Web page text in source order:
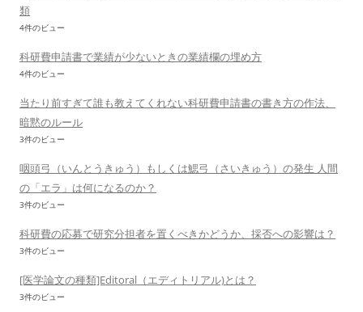
類
4件のビュー
科研費申請書で業績が少ないときの業績欄の埋め方
4件のビュー
当たり前すぎて誰も教えてくれない科研費申請書の書き方の作法、
暗黙のルール
3件のビュー
咽頭弓（いんとうきゅう）もしくは鰓弓（さいきゅう）の発生 人間
の「エラ」は何になるのか？
3件のビュー
科研費の応募で研究分担者を置くべきかどうか、採否への影響は？
3件のビュー
[医学論文の種類]Editoral（エディトリアル)とは？
3件のビュー